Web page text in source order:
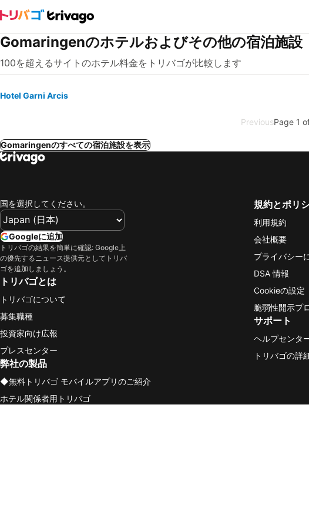
Gomaringenのホテルおよびその他の宿泊施設
100を超えるサイトのホテル料金をトリバゴが比較します
Hotel Garni Arcis
PreviousPage 1
Gomaringenのすべての宿泊施設を表示
国を選択してください。
Googleに追加
トリバゴの結果を簡単に確認: Google上
の優先するニュース提供元としてトリバ
ゴを追加しましょう。
トリバゴとは
トリバゴについて
募集職種
投資家向け広報
プレスセンター
弊社の製品
◆無料トリバゴ モバイルアプリのご紹介
ホテル関係者用トリバゴ
規約とポリ
利用規約
会社概要
プライバシー
DSA 情報
Cookieの設定
脆弱性開示プ
サポート
ヘルプセンタ
トリバゴの詳